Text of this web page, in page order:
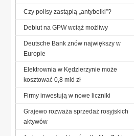
Czy polisy zastąpią „antybelki”?
Debiut na GPW wciąż możliwy
Deutsche Bank znów największy w
Europie
Elektrownia w Kędzierzynie może
kosztować 0,8 mld zł
Firmy inwestują w nowe liczniki
Grajewo rozważa sprzedaż rosyjskich
aktywów